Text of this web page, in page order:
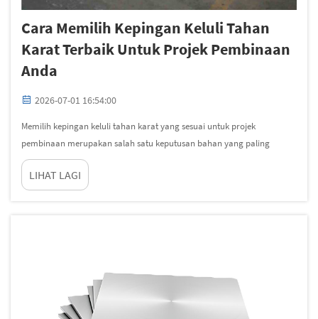
Cara Memilih Kepingan Keluli Tahan
Karat Terbaik Untuk Projek Pembinaan
Anda
2026-07-01 16:54:00
Memilih kepingan keluli tahan karat yang sesuai untuk projek
pembinaan merupakan salah satu keputusan bahan yang paling
penting yang akan dibuat oleh jurutera projek atau pakar pengadaan.
Pilihan yang salah boleh menyebabkan kakisan awal, kegagalan
struktur, kos...
LIHAT LAGI